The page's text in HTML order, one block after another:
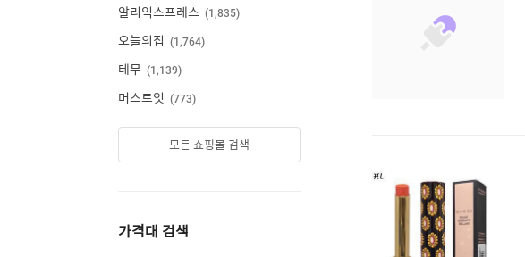
알리익스프레스 1,835
오늘의집 1,764
테무 1,139
머스트잇 773
모든 쇼핑몰 검색
가격대 검색